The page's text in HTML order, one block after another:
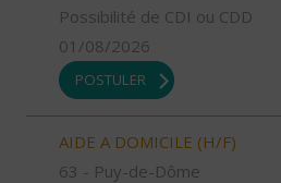
Possibilité de CDI ou CDD
01/08/2026
POSTULER
AIDE A DOMICILE (H/F)
63 - Puy-de-Dôme